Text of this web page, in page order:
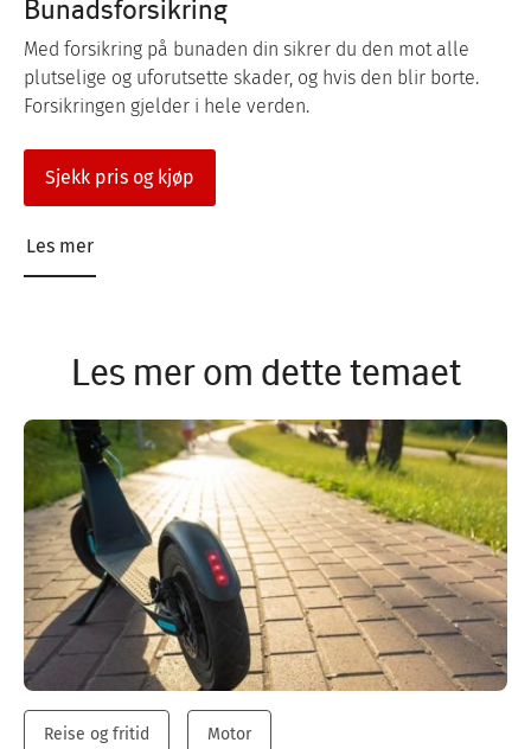
Bunadsforsikring
Med forsikring på bunaden din sikrer du den mot alle
plutselige og uforutsette skader, og hvis den blir borte.
Forsikringen gjelder i hele verden.
Sjekk pris og kjøp
Les mer
Les mer om dette temaet
Reise og fritid Motor